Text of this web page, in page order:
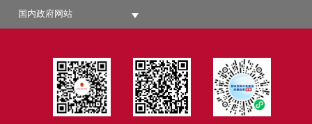
国内政府网站